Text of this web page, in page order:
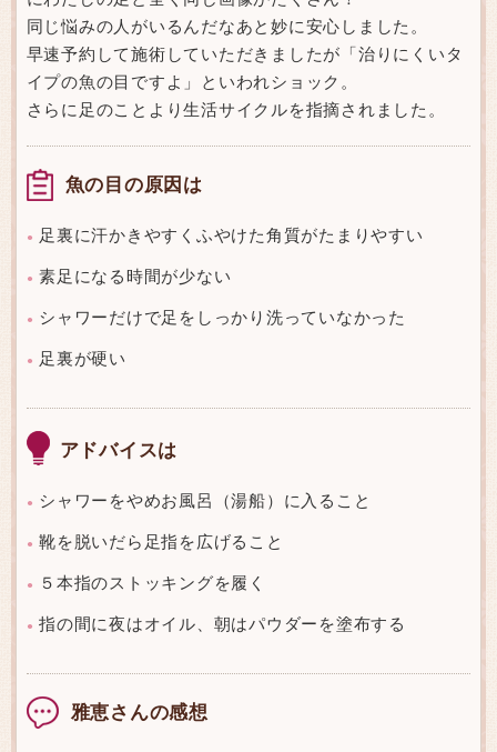
同じ悩みの人がいるんだなあと妙に安心しました。
早速予約して施術していただきましたが「治りにくいタ
イプの魚の目ですよ」といわれショック。
さらに足のことより生活サイクルを指摘されました。
魚の目の原因は
● 足裏に汗かきやすくふやけた角質がたまりやすい
● 素足になる時間が少ない
● シャワーだけで足をしっかり洗っていなかった
● 足裏が硬い
アドバイスは
● シャワーをやめお風呂（湯船）に入ること
● 靴を脱いだら足指を広げること
● ５本指のストッキングを履く
● 指の間に夜はオイル、朝はパウダーを塗布する
雅恵さんの感想